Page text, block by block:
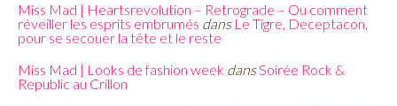
Miss Mad | Heartsrevolution – Retrograde – Ou comment
réveiller les esprits embrumés dans Le Tigre, Deceptacon,
pour se secouer la tête et le reste
Miss Mad | Looks de fashion week dansSoirée Rock &
Republic au Crillon